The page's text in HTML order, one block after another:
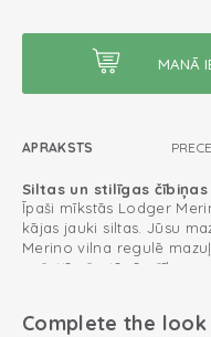
APRAKSTS
Siltas un stilīgas
Īpaši mīkstās Lodger
kājas jauki siltas. Jūsu
Merino vilna regulē
pašattīrošs, tāpēc čības
100% Merino vilna
Complete the look